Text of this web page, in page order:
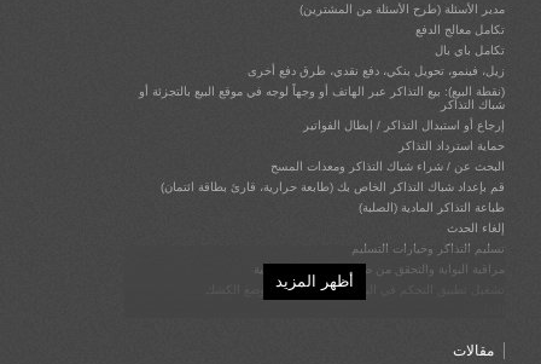
مدير الأسئلة (طرح الأسئلة من المشترين)
تكامل معالج الدفع
تكامل باي بال
زيل، فينمو، تحويل بنكي، دفع نقدي، طرق دفع أخرى
(نقطة البيع): بيع التذاكر عبر الهاتف أو وجهاً لوجه في موقع البيع بالتجزئة أو
شباك التذاكر
إرجاع أو استبدال التذاكر / إبطال الفواتير
حماية استرداد التذاكر
البحث عن / شراء شباك التذاكر ومعدات المسح
قم بإعداد شباك التذاكر الخاص بك (طابعة حرارية، قارئ بطاقة ائتمان)
طباعة التذاكر المادية (الصلبة)
إلغاء الحدث
تسليم التذاكر وخيارات التسليم
مراقبة البوابة والتحقق من صحة التذكرة الإلكترونية
تشغيل تطبيق التحكم في البوابة ونقاط البيع في وضع الكشك
القسائم (رموز الترويج)
أظهر المزيد
مقالات